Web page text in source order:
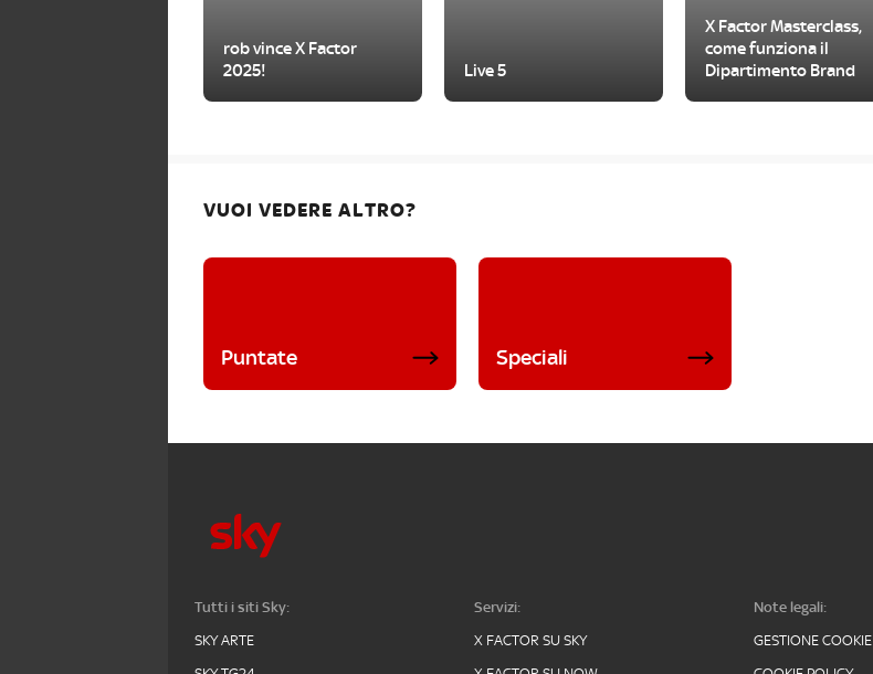
rob vince X Factor
2025!
Live 5
X Factor Masterclass,
come funziona il
Dipartimento Brand
VUOI VEDERE ALTRO?
Puntate Speciali
Tutti i siti Sky:
SKY ARTE
Servizi:
X FACTOR SU SKY
Note legali:
GESTIONE COOKIE